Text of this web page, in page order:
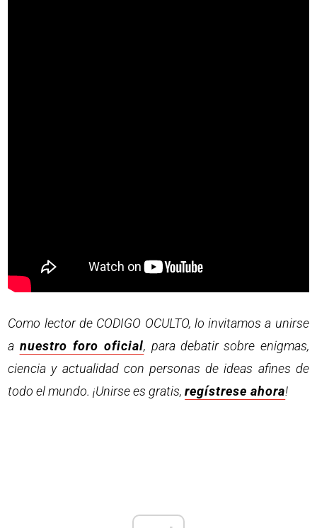
Como lector de CODIGO OCULTO, lo invitamos a unirse
a nuestro foro oficial, para debatir sobre enigmas,
ciencia y actualidad con personas de ideas afines de
todo el mundo. ¡Unirse es gratis,regístrese ahora!